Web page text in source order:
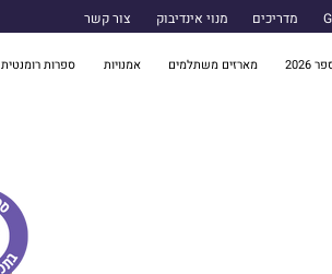
מדריכים מנוי אינדיבוק צור קשר
מארזים משתלמים אמנויות ספרות רומנטית